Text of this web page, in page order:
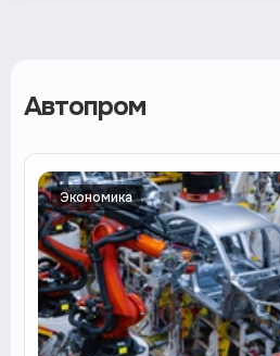
Автопром
Экономика